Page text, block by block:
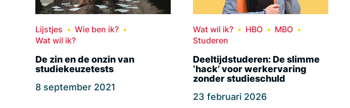
Lijstjes
Wie ben ik?
Wat wil ik?
De zin en de onzin van
studiekeuzetests
8 september 2021
Wat wil ik? HBO
MBO
Studeren
Deeltijdstuderen: De slimme
‘hack’ voor werkervaring
zonder studieschuld
23 februari 2026